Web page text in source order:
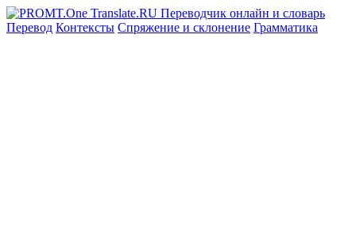
Перевод Контексты Спряжение и склонение Грамматика